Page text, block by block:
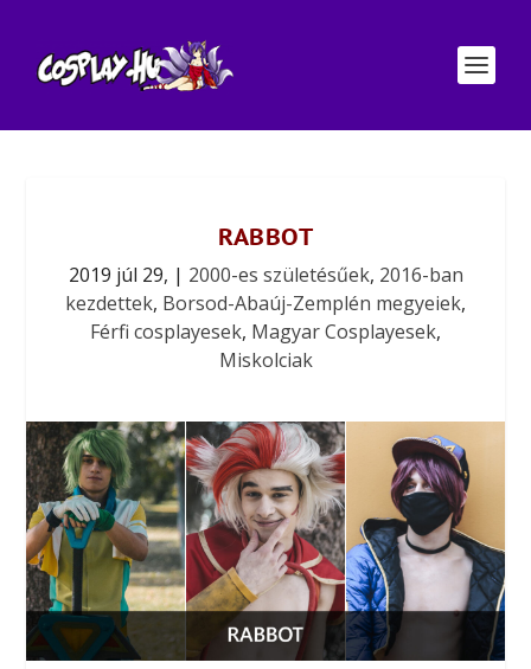
RABBOT
2019 júl 29, | 2000-es születésűek, 2016-ban
kezdettek, Borsod-Abaúj-Zemplén megyeiek,
Férfi cosplayesek, Magyar Cosplayesek,
Miskolciak